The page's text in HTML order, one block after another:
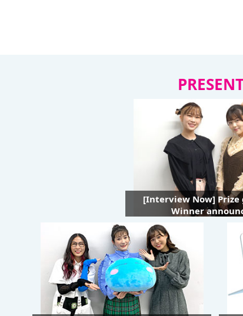
[Interview Now] Prize
Winner